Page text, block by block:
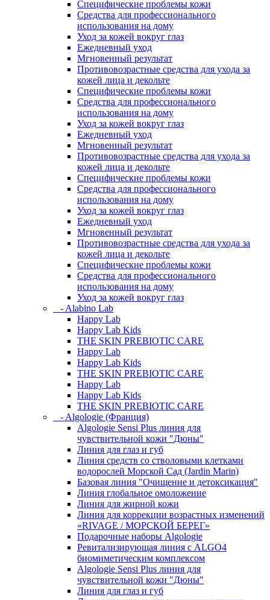
Специфические проблемы кожи
Средства для профессионального
использования на дому
Уход за кожей вокруг глаз
Ежедневный уход
Мгновенный результат
Противовозрастные средства для ухода за
кожей лица и декольте
Специфические проблемы кожи
Средства для профессионального
использования на дому
Уход за кожей вокруг глаз
Ежедневный уход
Мгновенный результат
Противовозрастные средства для ухода за
кожей лица и декольте
Специфические проблемы кожи
Средства для профессионального
использования на дому
Уход за кожей вокруг глаз
Ежедневный уход
Мгновенный результат
Противовозрастные средства для ухода за
кожей лица и декольте
Специфические проблемы кожи
Средства для профессионального
использования на дому
Уход за кожей вокруг глаз
- Alabino Lab
Happy Lab
Happy Lab Kids
THE SKIN PREBIOTIC CARE
Happy Lab
Happy Lab Kids
THE SKIN PREBIOTIC CARE
Happy Lab
Happy Lab Kids
THE SKIN PREBIOTIC CARE
- Algologie (Франция)
Algologie Sensi Plus линия для
чувcтвительной кожи "Дюны"
Линия для глаз и губ
Линия средств со стволовыми клетками
водорослей Морской Сад (Jardin Marin)
Базовая линия "Очищение и детоксикация"
Линия глобальное омоложение
Линия для жирной кожи
Линия для коррекции возрастных изменений
«RIVAGE / МОРСКОЙ БЕРЕГ»
Подарочные наборы Algologie
Ревитализирующая линия с ALGO4
биомиметическим комплексом
Algologie Sensi Plus линия для
чувcтвительной кожи "Дюны"
Линия для глаз и губ